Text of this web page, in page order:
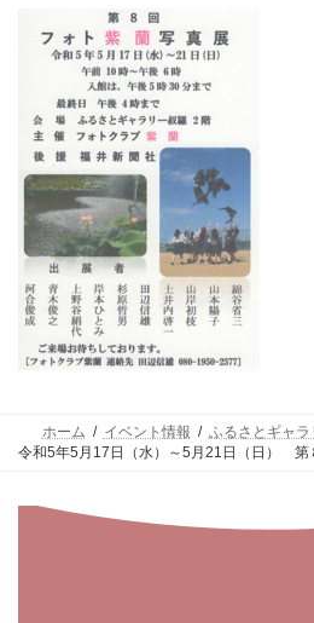
ホーム イベント情報
ふるさとギャラ
令和5年5月17日（水）～5月21日（日）